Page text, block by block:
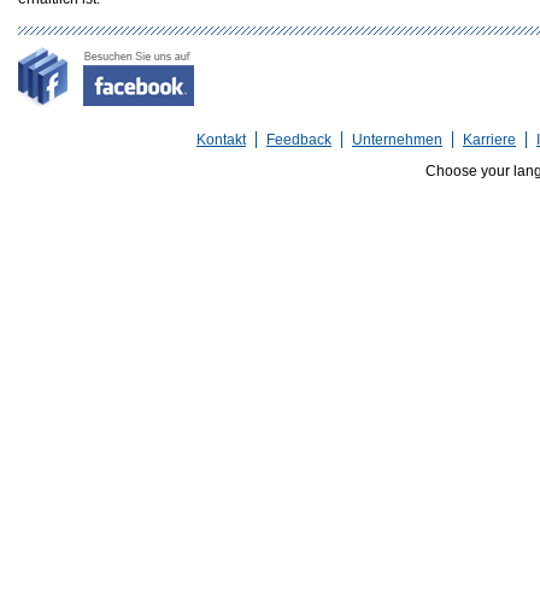
Kontakt Feedback Unternehmen Karriere
Choose your